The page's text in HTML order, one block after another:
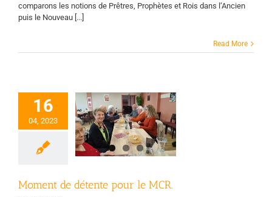
comparons les notions de Prêtres, Prophètes et Rois dans l’Ancien
puis le Nouveau [...]
Read More
16
04, 2023
de détente
pour le MCR.
Page
Moment de détente pour le MCR.